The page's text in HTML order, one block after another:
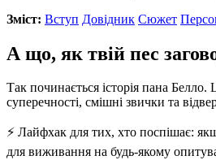
Зміст: Вступ Довідник Сюжет
А що, як твій пес
Так починається історія пана
суперечності, смішні звички та
⚡️ Лайфхак для тих, хто поспішає:
для виживання на будь-якому